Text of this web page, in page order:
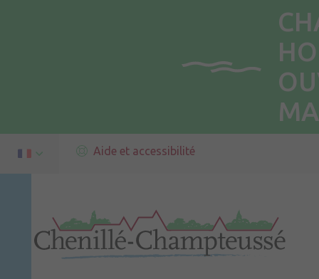
Aide et accessibilité